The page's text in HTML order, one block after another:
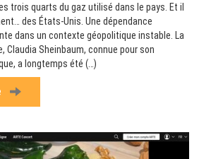
trois quarts du gaz utilisé dans le pays. Et il
des États-Unis. Une dépendance
dans un contexte géopolitique instable. La
Claudia Sheinbaum, connue pour son
a longtemps été (…)